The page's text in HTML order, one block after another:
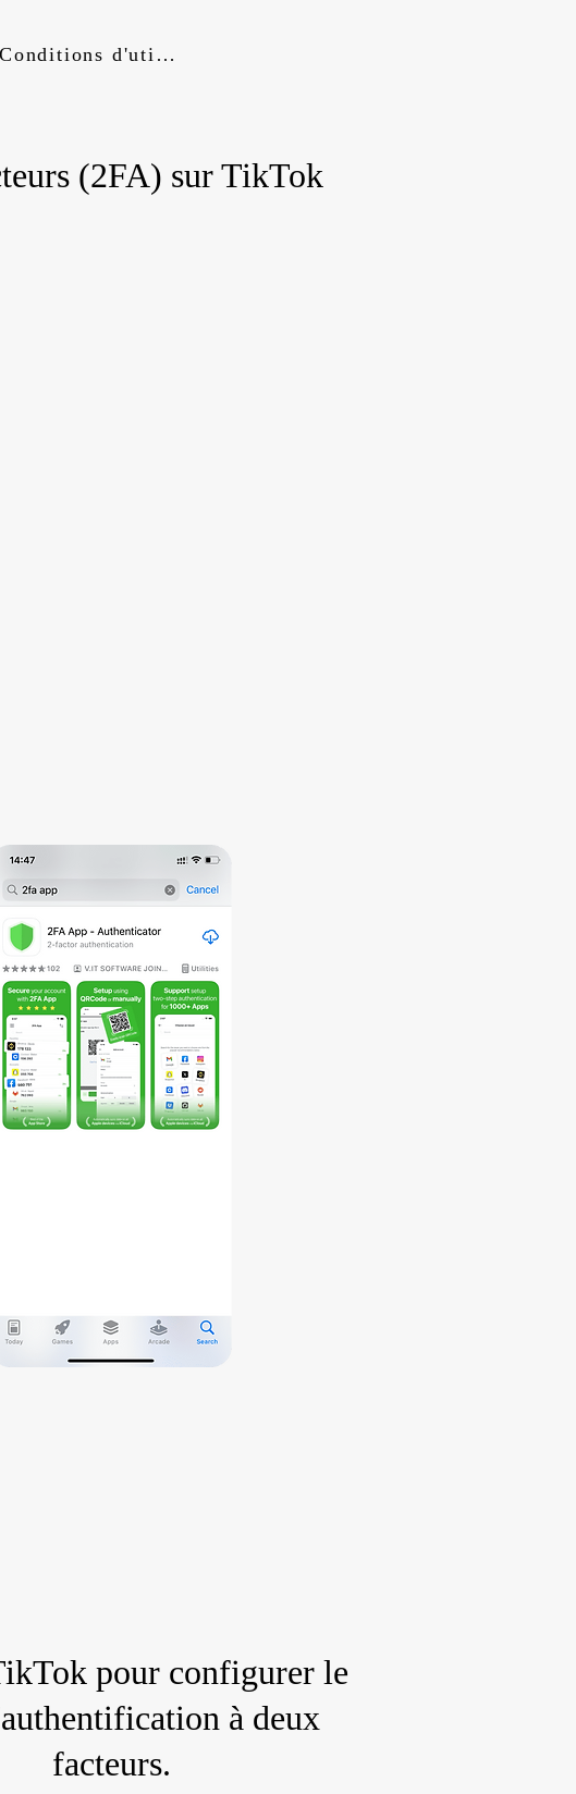
Conditions d'utilisation
(2FA) surTikTok
pour configurer le
à deux
facteurs.